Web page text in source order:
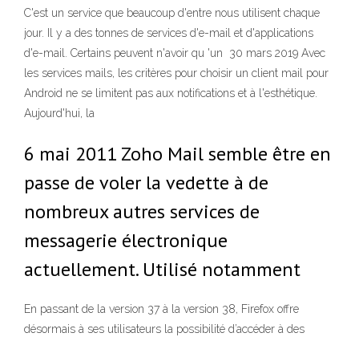
C'est un service que beaucoup d'entre nous utilisent chaque
jour. Il y a des tonnes de services d'e-mail et d'applications
d'e-mail. Certains peuvent n'avoir qu 'un 30 mars 2019 Avec
les services mails, les critères pour choisir un client mail pour
Android ne se limitent pas aux notifications et à l'esthétique.
Aujourd'hui, la
6 mai 2011 Zoho Mail semble être en
passe de voler la vedette à de
nombreux autres services de
messagerie électronique
actuellement. Utilisé notamment
En passant de la version 37 à la version 38, Firefox offre
désormais à ses utilisateurs la possibilité d’accéder à des